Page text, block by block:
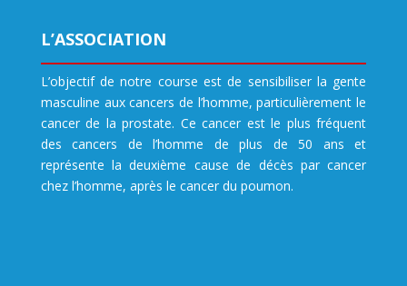
L’ASSOCIATION
L’objectif de notre course est de sensibiliser la gente
masculine aux cancers de l’homme, particulièrement le
cancer de la prostate. Ce cancer est le plus fréquent
des cancers de l’homme de plus de 50 ans et
représente la deuxième cause de décès par cancer
chez l’homme, après le cancer du poumon.